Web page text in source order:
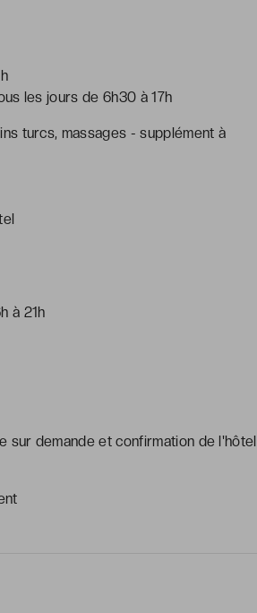
les jours de 6h30 à 17h
turcs, massages - supplément à
à 21h
sur demande et confirmation de l'hôtel